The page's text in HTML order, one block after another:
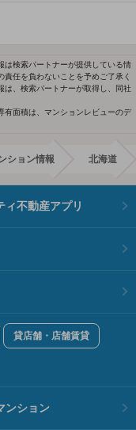
は検索パートナーが提供している情
任を負わないことを予めご了承く
は、検索パートナーが取得し、同社
有面積は、マンションレビューのデ
ション情報 北海道
ィ不動産アプリ
貸店舗・店舗賃貸
ンション